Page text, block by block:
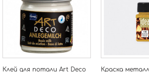
Клей для потали Art Deco
Краска